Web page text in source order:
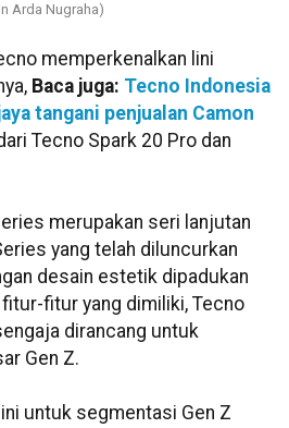
Arda Nugraha)
memperkenalkan lini
Baca juga: Tecno Indonesia
tangani penjualan Camon
Tecno Spark 20 Pro dan
merupakan seri lanjutan
yang telah diluncurkan
desain estetik dipadukan
fitur yang dimiliki, Tecno
dirancang untuk
Gen Z.
ini untuk segmentasi Gen Z